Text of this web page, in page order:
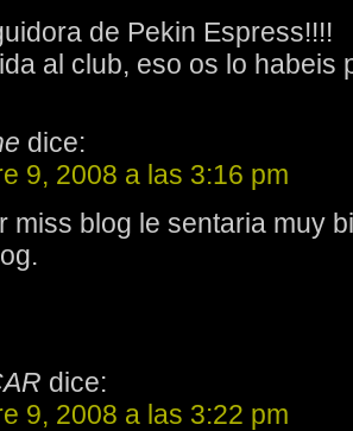
de Pekin Espress!!!!
al club, eso os lo habeis
dice:
9, 2008 a las 3:16 pm
miss blog le sentaria muy
dice:
9, 2008 a las 3:22 pm